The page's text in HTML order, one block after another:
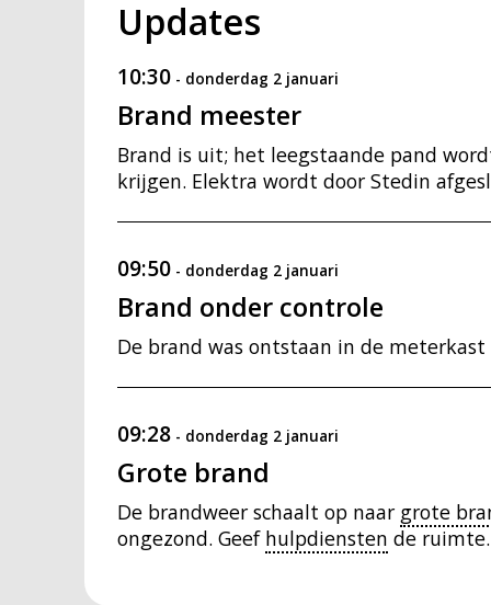
Updates
Brand meester
10:30 - donderdag 2 januari
Brand is uit; het leegstaande pand
krijgen. Elektra wordt door Stedin
Brand onder controle
09:50 - donderdag 2 januari
De brand was ontstaan in de
Grote brand
09:28 - donderdag 2 januari
De brandweer schaalt op naar grote
ongezond. Geef hulpdiensten de ruimte.